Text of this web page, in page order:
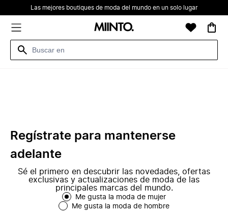
Las mejores boutiques de moda del mundo en un solo lugar
Regístrate para mantenerse
adelante
Sé el primero en descubrir las novedades, ofertas
exclusivas y actualizaciones de moda de las
principales marcas del mundo.
Me gusta la moda de mujer
Me gusta la moda de hombre